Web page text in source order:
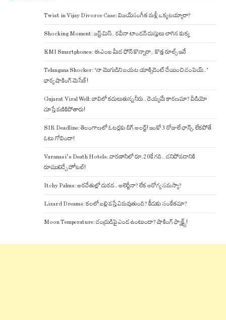
Twist in Vijay Divorce Case: విజయ్-సంగీత మళ్లీ ఒక్కటయ్యారా?
Shocking Moment: జస్ట్ మిస్.. రవీనా టాండన్ దుస్తులు లాగిన కుక్క
EMI Smartphones: ఈఎంఐ మీద ఫోన్ కొన్నారా.. కొత్త రూల్స్ ఇవే
Telangana Shocker: ‘నా మొగుడిని బయట యాక్సిడెంట్ చేయించి చంపెయ్..’
భార్య షాకింగ్ మెసేజ్!
Gujarat Viral Well: బావిలో కదులుతున్న నీరు.. దెయ్యమే కారణమా? వీడియో
చూస్తే వణికిపోతారు!
SIR Deadline: తెలంగాణలో ఓటర్లకు బిగ్ అలర్ట్! ఇంకో 3 రోజులే ఛాన్స్, లేకపోతే
ఓటు గోవిందా!
Varanasi’s Death Hotels: వారణాసిలో రూ.20కే గది.. చనిపోవడానికి
రూములిచ్చే హోటల్!
Itchy Palms: అరచేతుల్లో దురద.. అలెర్జీనా? లేక ఆరోగ్య సమస్యా?
Lizard Dreams: కలలో బల్లి వస్తే ఏమవుతుంది? కీడుకు సంకేతమా?
Moon Temperature: చంద్రుడిపై ఎండ ఉంటుందా? షాకింగ్ ఫ్యాక్ట్స్!